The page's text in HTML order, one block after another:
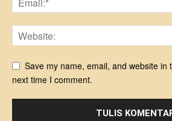
Save my name, email, and website in
next time I comment.